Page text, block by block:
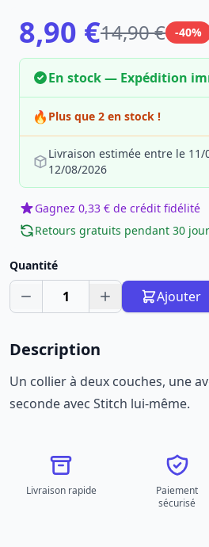
8,90 €14,90 € -40%
En stock — Expédition
🔥 Plus que 2 en stock !
Livraison estimée entre le 11/
12/08/2026
Gagnez 0,33 € de crédit fidélité
Retours gratuits pendant 30
Quantité
1 Ajouter
Description
Un collier à deux couches, une
seconde avec Stitch lui-même.
Livraison rapide
Paiement
sécurisé